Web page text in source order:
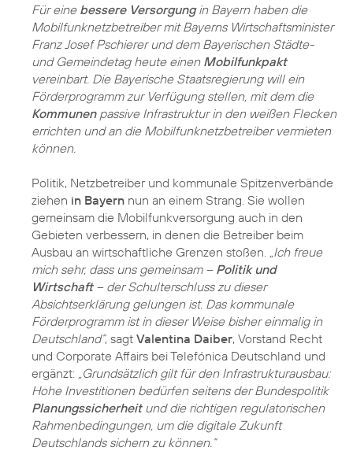
Für eine bessere Versorgungin Bayern haben die
Mobilfunknetzbetreiber mit Bayerns Wirtschaftsminister
Franz Josef Pschierer und dem Bayerischen Städte-
und Gemeindetag heute einen Mobilfunkpakt
vereinbart. Die Bayerische Staatsregierung will ein
Förderprogramm zur Verfügung stellen, mit dem die
Kommunenpassive Infrastruktur in den weißen Flecken
errichten und an die Mobilfunknetzbetreiber vermieten
können.
Politik, Netzbetreiber und kommunale Spitzenverbände
ziehen in Bayern nun an einem Strang. Sie wollen
gemeinsam die Mobilfunkversorgung auch in den
Gebieten verbessern, in denen die Betreiber beim
Ausbau an wirtschaftliche Grenzen stoßen.
„Ich freue
mich sehr, dass uns gemeinsam – Politik und
Wirtschaft– der Schulterschluss zu dieser
Absichtserklärung gelungen ist. Das kommunale
Förderprogramm ist in dieser Weise bisher einmalig in
Deutschland“, sagt Valentina Daiber, Vorstand Recht
und Corporate Affairs bei Telefónica Deutschland und
ergänzt: „Grundsätzlich gilt für den Infrastrukturausbau:
Hohe Investitionen bedürfen seitens der Bundespolitik
Planungssicherheitund die richtigen regulatorischen
Rahmenbedingungen, um die digitale Zukunft
Deutschlands sichern zu können.“